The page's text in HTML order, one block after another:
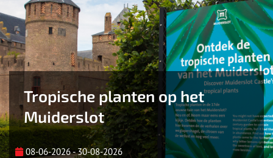
Tropische planten op het
Muiderslot
08-06-2026 - 30-08-2026